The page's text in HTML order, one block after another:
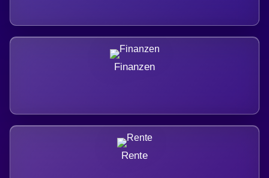
Finanzen
Rente